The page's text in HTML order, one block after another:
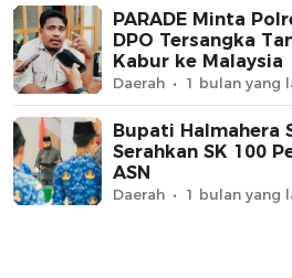
PARADE Minta
DPO Tersangka
Kabur ke Malaysia
Daerah 1 bulan yang
Bupati Halmahera
Serahkan SK 100
ASN
Daerah 1 bulan yang